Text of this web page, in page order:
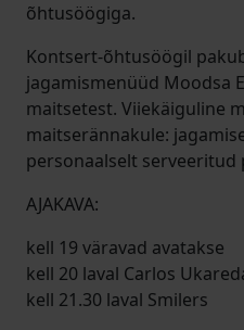
õhtusöögiga.
Kontsert-õhtusöögil
jagamismenüüd Moodsa
maitsetest. Viiekäiguline
maitserännakule:
personaalselt
AJAKAVA:
kell 19 väravad avatakse
kell 20 laval Carlos
kell 21.30 laval Smilers